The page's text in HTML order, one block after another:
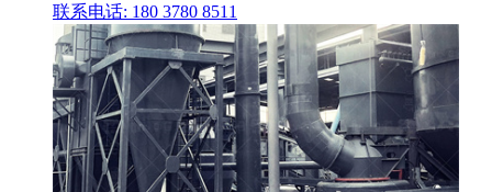
联系电话: 180 3780 8511